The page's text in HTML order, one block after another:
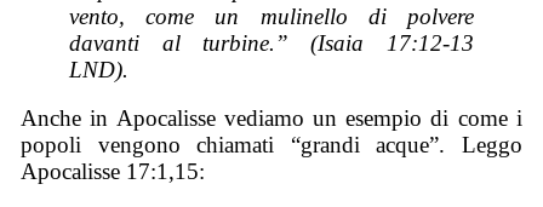
vento, come un mulinello di polvere
davanti al turbine.” (Isaia 17:12-13
LND).
Anche in Apocalisse vediamo un esempio di come i
popoli vengono chiamati “grandi acque”. Leggo
Apocalisse 17:1,15: